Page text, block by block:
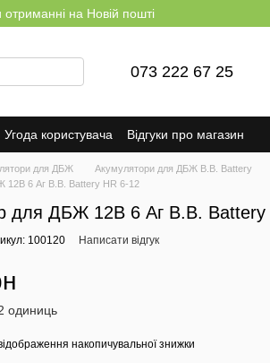
отриманні на Новій пошті
073 222 67 25
Угода користувача Відгуки про магазин
для ДБЖ
Акумулятори для ДБЖ B.B. Battery
12В 6 Аг B.B. Battery HR 6-12
для ДБЖ 12В 6 Аг B.B. Battery
100120 Написати відгук
одиниць
накопичувальної знижки